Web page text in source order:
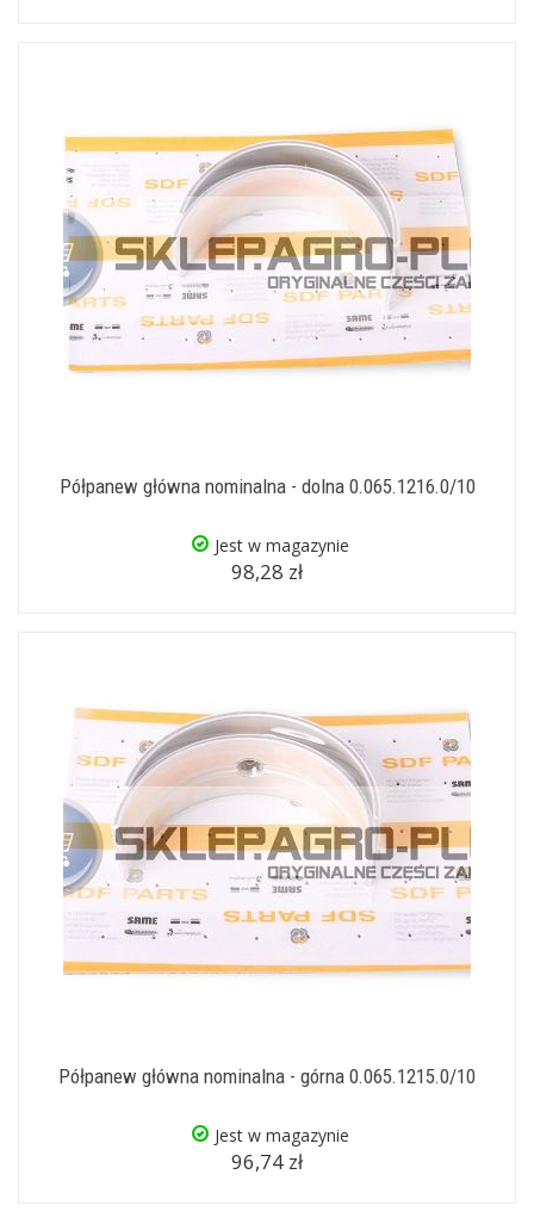
Półpanew główna nominalna - dolna 0.065.1216.0/10
Jest w magazynie
98,28 zł
Półpanew główna nominalna - górna 0.065.1215.0/10
Jest w magazynie
96,74 zł